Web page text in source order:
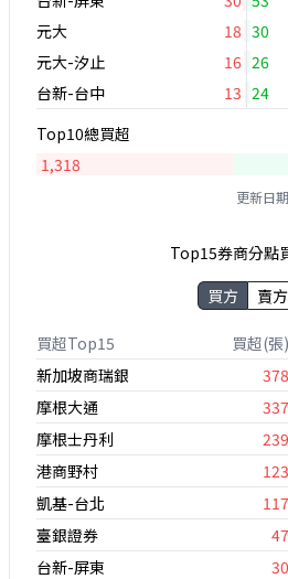
元大
18 30
元大-汐止
16 26
台新-台中
13 24
Top10總買超
1,318
更新日
Top15券商分點
買方
賣方
買超Top15 買超(張)
新加坡商瑞銀
378
摩根大通
337
摩根士丹利
239
港商野村
123
凱基-台北
117
臺銀證券
47
台新-屏東
30